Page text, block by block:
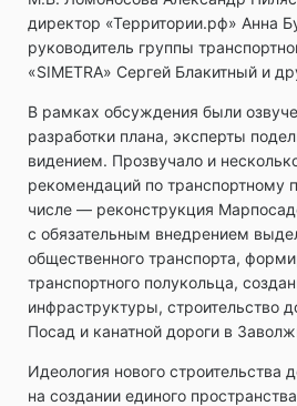
директор «Территории.рф» Анна
руководитель группы
«SIMETRA» Сергей Блакитный и
В рамках обсуждения были
разработки плана, эксперты
видением. Прозвучало и
рекомендаций по транспортному
числе — реконструкция
с обязательным внедрением
общественного транспорта,
транспортного полукольца,
инфраструктуры, строительство
Посад и канатной дороги в
Идеология нового строительства
на создании единого